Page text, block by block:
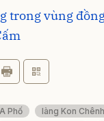
trong vùng
A Phố làng Kon Chênh